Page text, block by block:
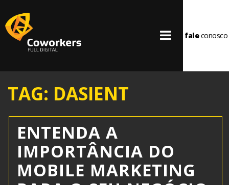
faleconosco
TAG: DASIENT
ENTENDA A
IMPORTÂNCIA DO
MOBILE MARKETING